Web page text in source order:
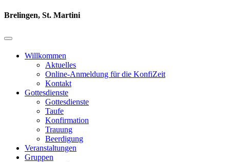
Brelingen, St. Martini
Willkommen
Aktuelles
Online-Anmeldung für die KonfiZeit
Kontakt
Gottesdienste
Gottesdienste
Taufe
Konfirmation
Trauung
Beerdigung
Veranstaltungen
Gruppen